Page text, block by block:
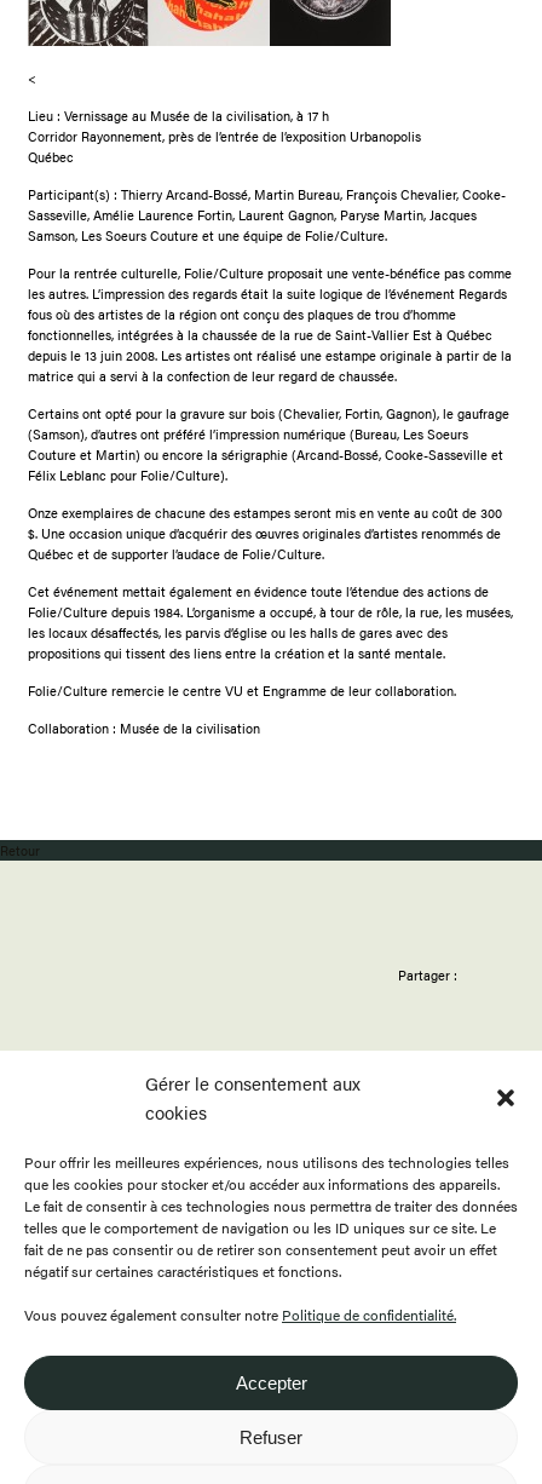
Gérer le consentement aux
cookies
Pour offrir les meilleures expériences, nous utilisons des technologies telles
que les cookies pour stocker et/ou accéder aux informations des appareils.
Le fait de consentir à ces technologies nous permettra de traiter des données
telles que le comportement de navigation ou les ID uniques sur ce site. Le
fait de ne pas consentir ou de retirer son consentement peut avoir un effet
négatif sur certaines caractéristiques et fonctions.
Vous pouvez également consulter notre Politique de confidentialité.
Accepter
Refuser
<
Lieu : Vernissage au Musée de la civilisation, à 17 h
Corridor Rayonnement, près de l’entrée de l’exposition Urbanopolis
Québec
Participant(s) : Thierry Arcand-Bossé, Martin Bureau, François Chevalier, Cooke-
Sasseville, Amélie Laurence Fortin, Laurent Gagnon, Paryse Martin, Jacques
Samson, Les Soeurs Couture et une équipe de Folie/Culture.
Pour la rentrée culturelle, Folie/Culture proposait une vente-bénéfice pas comme
les autres. L’impression des regards était la suite logique de l’événement Regards
fous où des artistes de la région ont conçu des plaques de trou d’homme
fonctionnelles, intégrées à la chaussée de la rue de Saint-Vallier Est à Québec
depuis le 13 juin 2008. Les artistes ont réalisé une estampe originale à partir de la
matrice qui a servi à la confection de leur regard de chaussée.
Certains ont opté pour la gravure sur bois (Chevalier, Fortin, Gagnon), le gaufrage
(Samson), d’autres ont préféré l’impression numérique (Bureau, Les Soeurs
Couture et Martin) ou encore la sérigraphie (Arcand-Bossé, Cooke-Sasseville et
Félix Leblanc pour Folie/Culture).
Onze exemplaires de chacune des estampes seront mis en vente au coût de 300
$. Une occasion unique d’acquérir des œuvres originales d’artistes renommés de
Québec et de supporter l’audace de Folie/Culture.
Cet événement mettait également en évidence toute l’étendue des actions de
Folie/Culture depuis 1984. L’organisme a occupé, à tour de rôle, la rue, les musées,
les locaux désaffectés, les parvis d’église ou les halls de gares avec des
propositions qui tissent des liens entre la création et la santé mentale.
Folie/Culture remercie le centre VU et Engramme de leur collaboration.
Collaboration : Musée de la civilisation
Retour
Partager :
ACCUEIL
PROGRAMMATION
RESSOURCES
APPELS
PUBLICATIONS
À PROPOS
BOUTIQUE
CONTACT
ENGLISH
418.649.0999